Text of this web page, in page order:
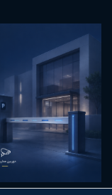
همیار امنیت